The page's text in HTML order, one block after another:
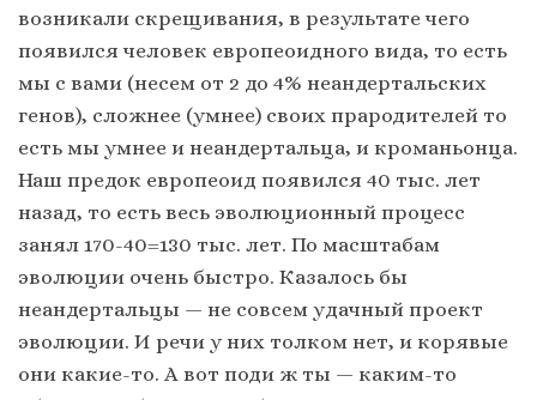
возникали скрещивания, в результате чего
появился человек европеоидного вида, то есть
мы с вами (несем от 2 до 4% неандертальских
генов), сложнее (умнее) своих прародителей то
есть мы умнее и неандертальца, и кроманьонца.
Наш предок европеоид появился 40 тыс. лет
назад, то есть весь эволюционный процесс
занял 170-40=130 тыс. лет. По масштабам
эволюции очень быстро. Казалось бы
неандертальцы — не совсем удачный проект
эволюции. И речи у них толком нет, и корявые
они какие-то. А вот поди ж ты — каким-то